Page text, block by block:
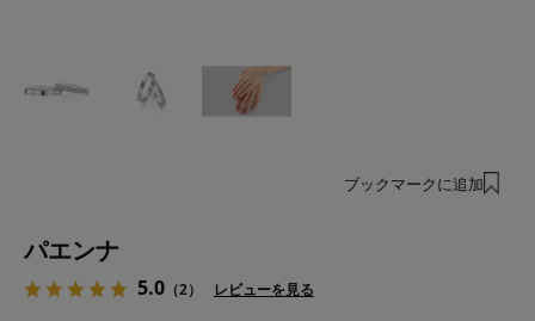
ブックマークに追加
パエンナ
5.0 （2） レビューを見る